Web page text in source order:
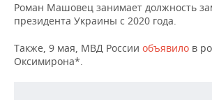
Роман Машовец занимает должность
президента Украины с 2020 года.
Также, 9 мая, МВД России объявило в
Оксимирона*.